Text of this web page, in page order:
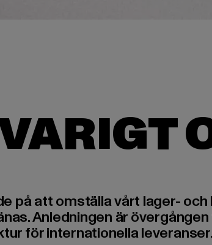
på att omställa vårt lager-
Anledningen är
för internationella leveranser.